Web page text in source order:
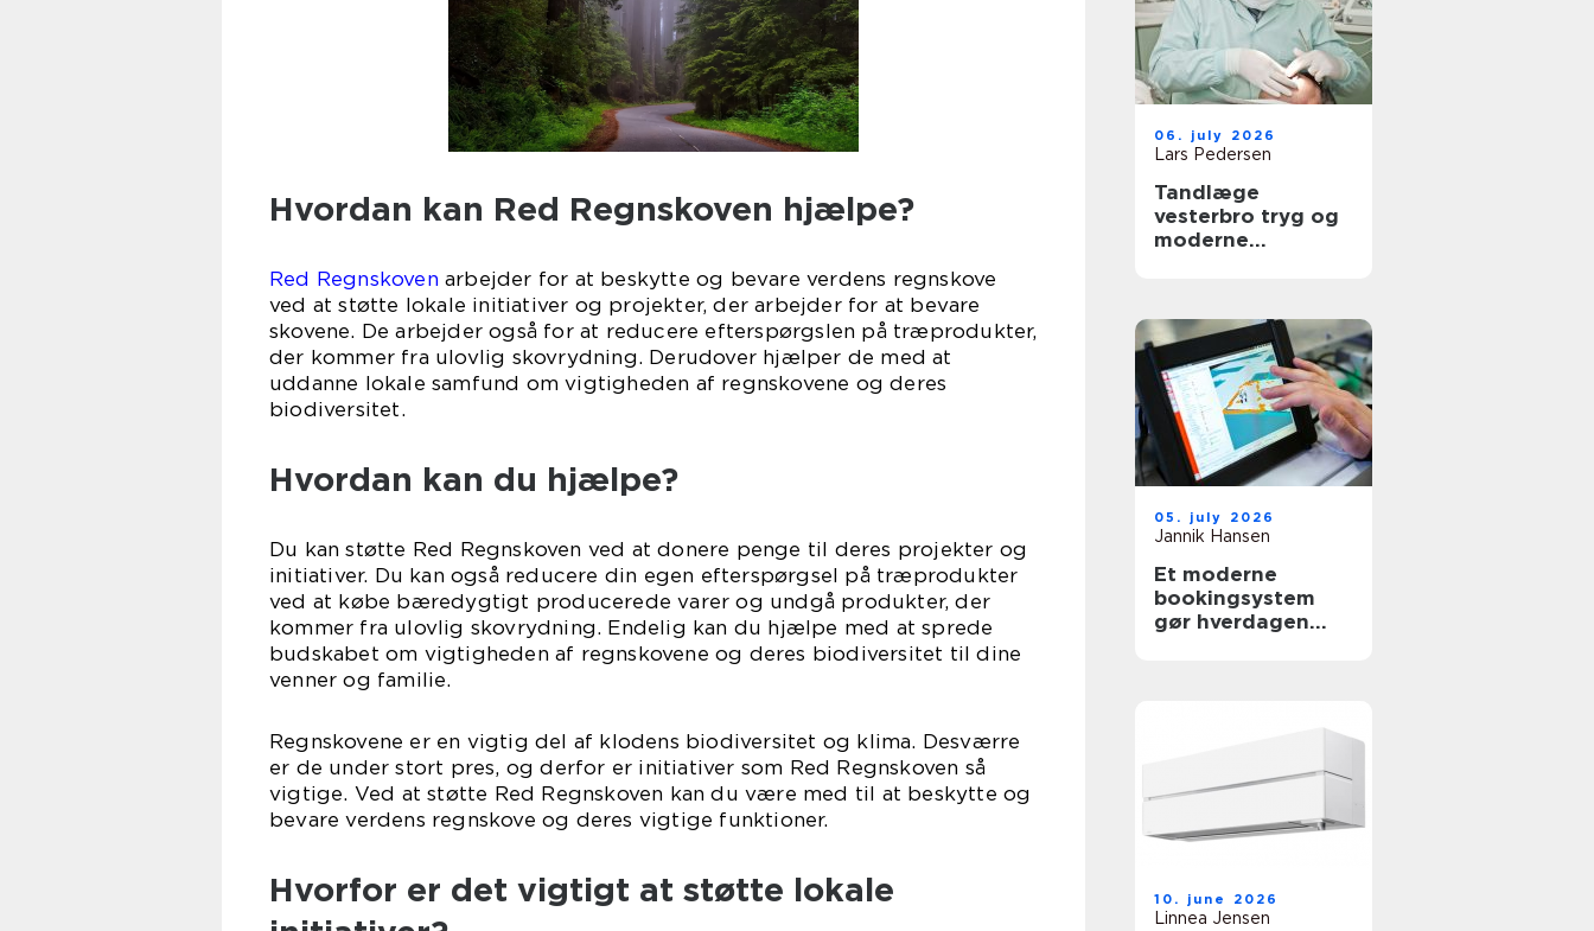
Hvordan kan Red Regnskoven hjælpe?
Red Regnskoven arbejder for at beskytte og bevare verdens regnskove
ved at støtte lokale initiativer og projekter, der arbejder for at bevare
skovene. De arbejder også for at reducere efterspørgslen på træprodukter,
der kommer fra ulovlig skovrydning. Derudover hjælper de med at
uddanne lokale samfund om vigtigheden af regnskovene og deres
biodiversitet.
Hvordan kan du hjælpe?
Du kan støtte Red Regnskoven ved at donere penge til deres projekter og
initiativer. Du kan også reducere din egen efterspørgsel på træprodukter
ved at købe bæredygtigt producerede varer og undgå produkter, der
kommer fra ulovlig skovrydning. Endelig kan du hjælpe med at sprede
budskabet om vigtigheden af regnskovene og deres biodiversitet til dine
venner og familie.
Regnskovene er en vigtig del af klodens biodiversitet og klima. Desværre
er de under stort pres, og derfor er initiativer som Red Regnskoven så
vigtige. Ved at støtte Red Regnskoven kan du være med til at beskytte og
bevare verdens regnskove og deres vigtige funktioner.
Hvorfor er det vigtigt at støtte lokale
06. july 2026
Lars Pedersen
Tandlæge
vesterbro tryg og
moderne
05. july 2026
Jannik Hansen
Et moderne
bookingsystem
gør hverdagen
10. june 2026
Linnea Jensen